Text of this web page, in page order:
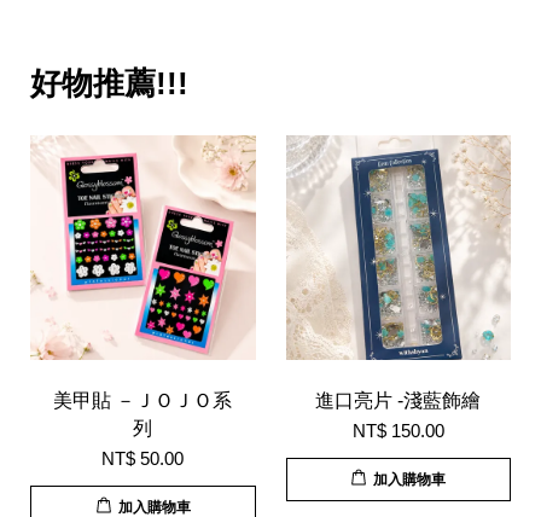
好物推薦!!!
美甲貼 －ＪＯＪＯ系
列
NT$ 50.00
加入購物車
進口亮片 -淺藍飾繪
NT$ 150.00
加入購物車